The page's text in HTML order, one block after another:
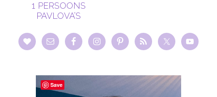
1 PERSOONS
PAVLOVA’S
Save